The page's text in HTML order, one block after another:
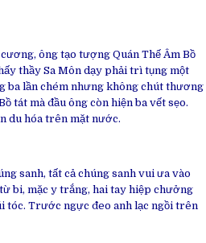
ông tạo tượng Quán Thế Âm Bồ
thầy Sa Môn dạy phải trì tụng một
ba lần chém nhưng không chút thương
tát mà đầu ông còn hiện ba vết sẹo.
du hóa trên mặt nước.
sanh, tất cả chúng sanh vui ưa vào
bi, mặc y trắng, hai tay hiệp chưởng
tóc. Trước ngực đeo anh lạc ngồi trên